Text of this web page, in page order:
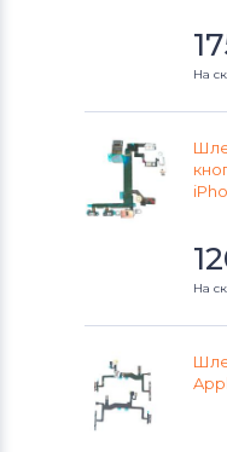
смартфонов
Шлейфы и
смартфонов
Шлейфы и
смартфонов
На
На